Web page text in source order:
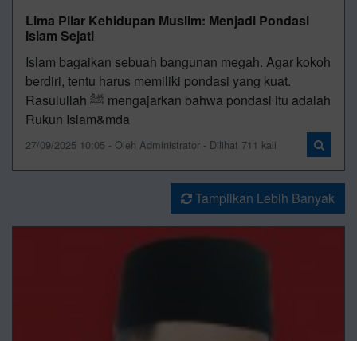
Lima Pilar Kehidupan Muslim: Menjadi Pondasi
Islam Sejati
Islam bagaikan sebuah bangunan megah. Agar kokoh
berdiri, tentu harus memiliki pondasi yang kuat.
Rasulullah ﷺ mengajarkan bahwa pondasi itu adalah
Rukun Islam&mda
27/09/2025 10:05 - Oleh Administrator - Dilihat 711 kali
Tampilkan Lebih Banyak